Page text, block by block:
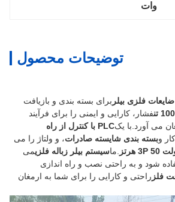
وات
توضیحات محصول
فلزی بیلربرای بسته بندی و بازیافت
فشار، کارایی و ایمنی را برای فرآیند
می آورد.با یک
PLC با کنترل از راه
و بسته بندی شایسته صادرات، و ولتاژ را می
.ماسیستم بیلر زباله فلزی می
شود و به راحتی نصب و راه اندازی
فلزراحتی و کارایی را برای شما به ارمغان